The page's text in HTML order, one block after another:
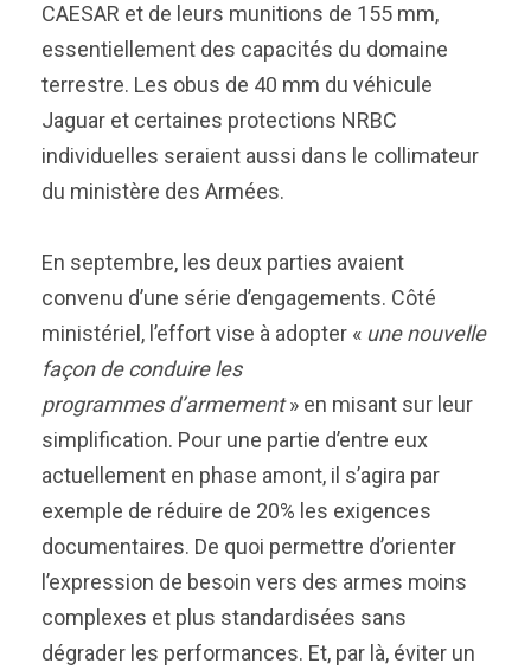
CAESAR et de leurs munitions de 155 mm,
essentiellement des capacités du domaine
terrestre. Les obus de 40 mm du véhicule
Jaguar et certaines protections NRBC
individuelles seraient aussi dans le collimateur
du ministère des Armées.
En septembre, les deux parties avaient
convenu d’une série d’engagements. Côté
ministériel, l’effort vise à adopter « une nouvelle
façon de conduire les
programmes d’armement» en misant sur leur
simplification. Pour une partie d’entre eux
actuellement en phase amont, il s’agira par
exemple de réduire de 20% les exigences
documentaires. De quoi permettre d’orienter
l’expression de besoin vers des armes moins
complexes et plus standardisées sans
dégrader les performances. Et, par là, éviter un